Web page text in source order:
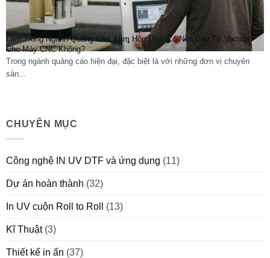
Làm Trong Ngành Quảng Cáo, Làm Hộp Đèn: Có Nên Đầu Tư Vacuum
Cho Máy CNC Không?
Trong ngành quảng cáo hiện đại, đặc biệt là với những đơn vị chuyên
sản...
CHUYÊN MỤC
Công nghệ IN UV DTF và ứng dụng (11)
Dự án hoàn thành (32)
In UV cuộn Roll to Roll (13)
Kĩ Thuật(3)
Thiết kế in ấn (37)